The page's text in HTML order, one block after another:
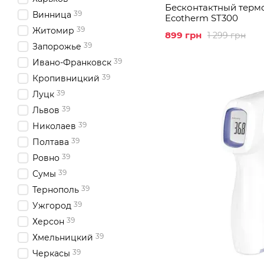
Бесконтактный
Ecotherm ST300
1 299 грн
899 грн
Винница 39
Житомир 39
Запорожье 39
Ивано-Франковск 39
Кропивницкий 39
Луцк 39
Львов 39
Николаев 39
Полтава 39
Ровно 39
Сумы 39
Тернополь 39
Ужгород 39
Херсон 39
Хмельницкий 39
Черкасы 39